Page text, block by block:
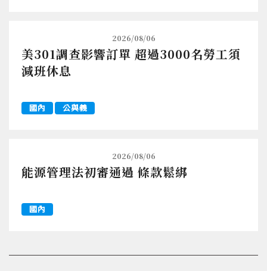
2026/08/06
美301調查影響訂單 超過3000名勞工須
減班休息
國內 公與義
2026/08/06
能源管理法初審通過 條款鬆綁
國內